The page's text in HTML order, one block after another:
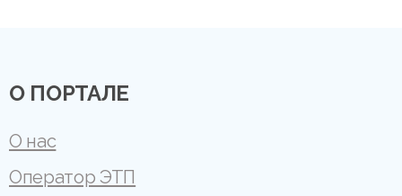
О ПОРТАЛЕ
О нас
Оператор ЭТП